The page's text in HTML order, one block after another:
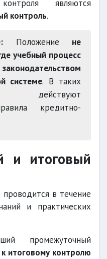
являются
контроль.
Положение не
учебный процесс
системе. В таких
действуют
кредитно-
и итоговый
в течение
и практических
промежуточный
к итоговому контролю